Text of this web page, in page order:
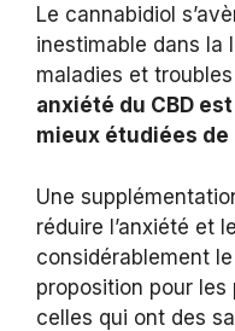
Le cannabidiol
inestimable dans la
maladies et
anxiété du CBD
mieux étudiées
Une
réduire l’anxiété et
considérablement
proposition pour
celles qui ont des